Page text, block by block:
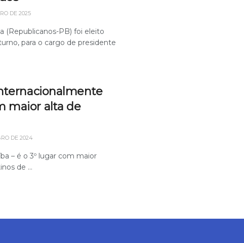
DE 2025
(Republicanos-PB) foi eleito
para o cargo de presidente
maior alta de
DE 2024
– é o 3º lugar com maior
de ...